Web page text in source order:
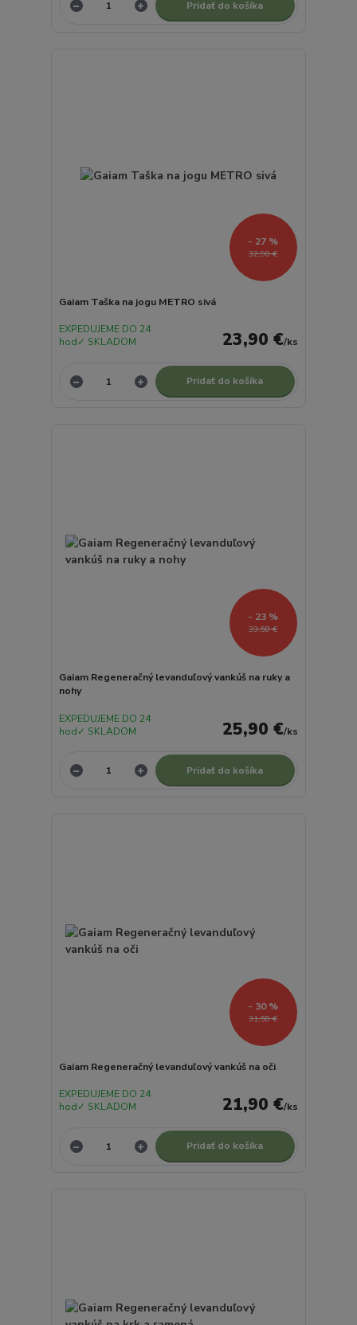
Pridať do košíka
32,90 €
- 27 %
Gaiam Taška na jogu METRO sivá
23,90 €/ks
EXPEDUJEME DO 24
hod✓ SKLADOM
Pridať do košíka
33,50 €
- 23 %
Gaiam Regeneračný levanduľový vankúš na ruky a
nohy
25,90 €/ks
EXPEDUJEME DO 24
hod✓ SKLADOM
Pridať do košíka
31,50 €
- 30 %
Gaiam Regeneračný levanduľový vankúš na oči
21,90 €/ks
EXPEDUJEME DO 24
hod✓ SKLADOM
Pridať do košíka